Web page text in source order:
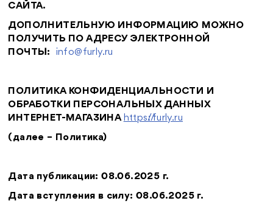
САЙТА.
ДОПОЛНИТЕЛЬНУЮ ИНФОРМАЦИЮ МОЖНО
ПОЛУЧИТЬ ПО АДРЕСУ ЭЛЕКТРОННОЙ
ПОЧТЫ: info@furly.ru
ПОЛИТИКА КОНФИДЕНЦИАЛЬНОСТИ И
ОБРАБОТКИ ПЕРСОНАЛЬНЫХ ДАННЫХ
ИНТЕРНЕТ-МАГАЗИНА https://furly.ru
(далее – Политика)
Дата публикации: 08.06.2025 г.
Дата вступления в силу: 08.06.2025 г.